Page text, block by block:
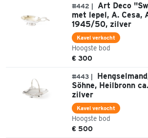
#442 |
Art Deco
met lepel, A. Cesa,
1945/50, zilver
Kavel verkocht
Hoogste bod
€ 300
#443 |
Söhne, Heilbronn
zilver
Kavel verkocht
Hoogste bod
€ 500